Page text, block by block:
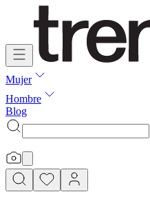
Mujer
Hombre
Blog